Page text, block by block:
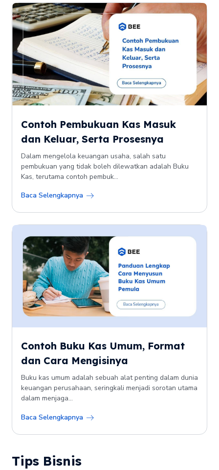
Contoh Pembukuan Kas Masuk
dan Keluar, Serta Prosesnya
Dalam mengelola keuangan usaha, salah satu
pembukuan yang tidak boleh dilewatkan adalah Buku
Kas, terutama contoh pembuk...
Baca Selengkapnya
Contoh Buku Kas Umum, Format
dan Cara Mengisinya
Buku kas umum adalah sebuah alat penting dalam dunia
keuangan perusahaan, seringkali menjadi sorotan utama
dalam menjaga...
Baca Selengkapnya
Tips Bisnis